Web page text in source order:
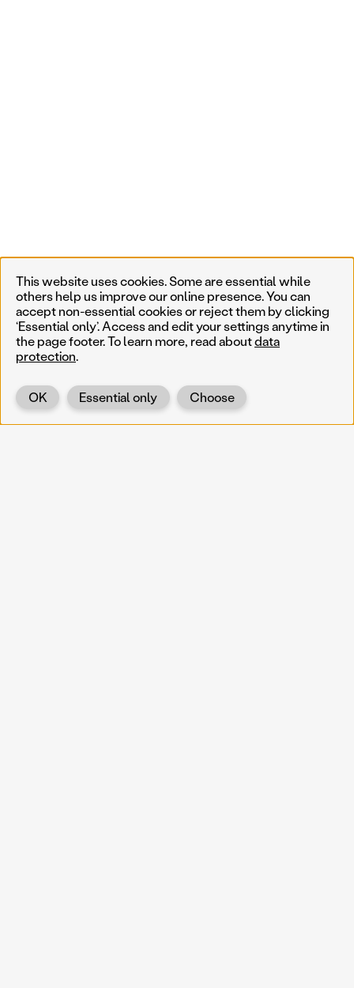
Back
This website uses cookies. Some are essential while
others help us improve our online presence. You can
accept non-essential cookies or reject them by clicking
‘Essential only’. Access and edit your settings anytime in
the page footer. To learn more, read aboutdata
protection.
Choose
Essential only
OK